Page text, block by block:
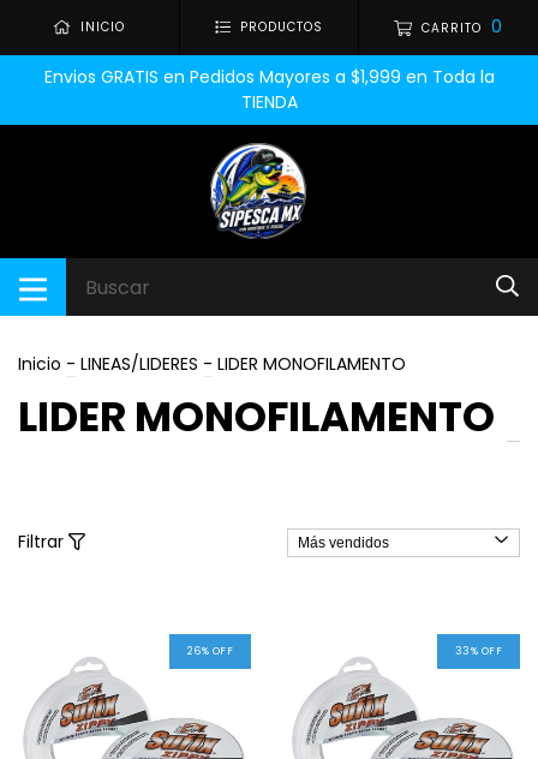
INICIO PRODUCTOS CARRITO 0
Envios GRATIS en Pedidos Mayores a $1,999 en Toda la
TIENDA
Inicio - LINEAS/LIDERES - LIDER MONOFILAMENTO
LIDER MONOFILAMENTO
Filtrar
26% OFF 33% OFF